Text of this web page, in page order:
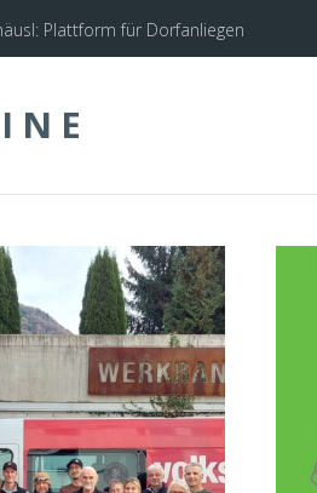
Planung Hochwasserschutz Unterinntal